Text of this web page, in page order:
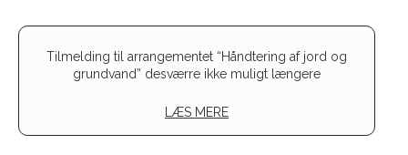
Tilmelding til arrangementet “Håndtering af jord og
grundvand” desværre ikke muligt længere
LÆS MERE